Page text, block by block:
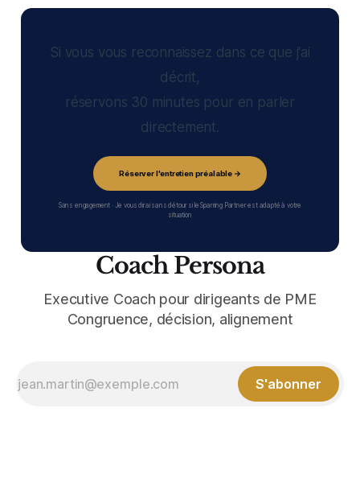
Si vous vous reconnaissez dans ce que j'ai
décrit,
réservons 30 minutes pour en parler
directement.
Réserver l'entretien préalable →
Sans engagement · Je vous dirai sans détour si le Sparring Partner est adapté à votre
situation
Coach Persona
Executive Coach pour dirigeants de PME
Congruence, décision, alignement
S'abonner